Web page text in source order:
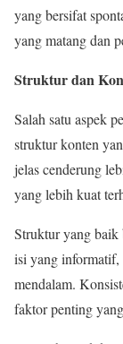
yang bersifat
yang matang dan
Struktur dan
Salah satu aspek
struktur konten
jelas cenderung
yang lebih kuat
Struktur yang baik
isi yang informatif,
mendalam.
faktor penting